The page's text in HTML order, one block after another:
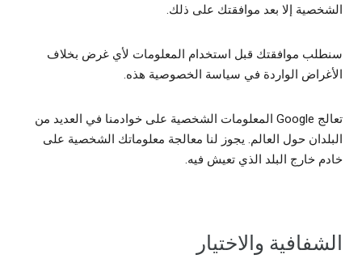
الشخصية إلا بعد موافقتك على ذلك.
سنطلب موافقتك قبل استخدام المعلومات لأي غرض بخلاف
الأغراض الواردة في سياسة الخصوصية هذه.
تعالج Google المعلومات الشخصية على خوادمنا في العديد من
البلدان حول العالم. يجوز لنا معالجة معلوماتك الشخصية على
خادم خارج البلد الذي تعيش فيه.
الشفافية والاختيار